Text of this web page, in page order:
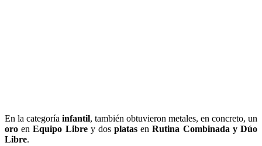
En la categoría infantil, también obtuvieron metales, en concreto, un
oro enEquipo Librey dosplatas enRutina Combinada y Dúo
Libre.